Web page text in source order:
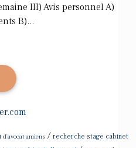
III) Avis personnel A)
B)...
d'avocat amiens / recherche stage cabinet